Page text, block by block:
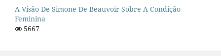
A Visão De Simone De Beauvoir Sobre A Condição
Feminina
5667